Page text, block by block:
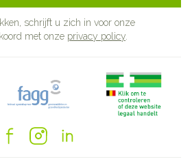
schrijft u zich in voor onze
met onze privacy policy